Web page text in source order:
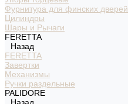
Фурнитура для финских дверей
Цилиндры
Шары и Рычаги
FERETTA
Назад
FERETTA
Завертки
Механизмы
Ручки раздельные
PALIDORE